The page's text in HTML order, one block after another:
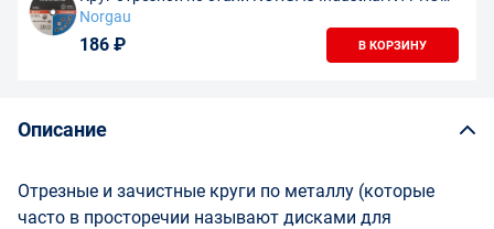
30, 230х2х22.2 мм
Norgau
186 ₽ В КОРЗИНУ
Описание
Отрезные и зачистные круги по металлу (которые
часто в просторечии называют дисками для